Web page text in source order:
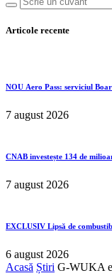
Articole recente
NOU Aero Pass: serviciul
7 august 2026
CNAB investește 134 de
7 august 2026
EXCLUSIV Lipsă de
6 august 2026
Acasă Știri G-WUKA